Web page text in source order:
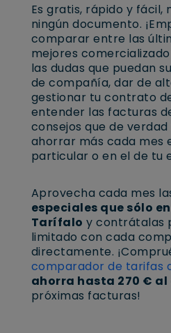
Es gratis, rápido y fácil,
ningún documento. ¡
comparar entre las
mejores
las dudas que puedan
de compañía, dar de
gestionar tu contrato
entender las facturas
consejos que de
ahorrar más cada mes
particular o en el de tu
Aprovecha cada mes
especiales que sólo
Tarífalo y contrátalas
limitado con cada
directamente.
comparador de tarifas
ahorra hasta 270 € al
próximas facturas!